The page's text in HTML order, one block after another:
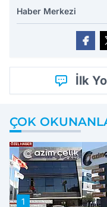
Haber Merkezi
İlk
ÇOK
1